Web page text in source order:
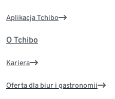
Aplikacja Tchibo
O Tchibo
Kariera
Oferta dla biur i gastronomii